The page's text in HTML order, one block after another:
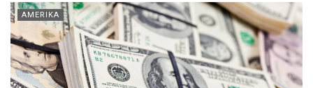
AMERIKA